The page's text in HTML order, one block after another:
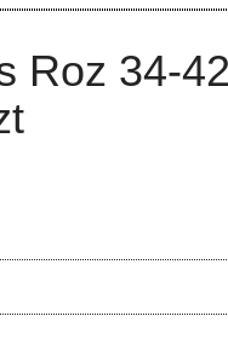
Roz 34-